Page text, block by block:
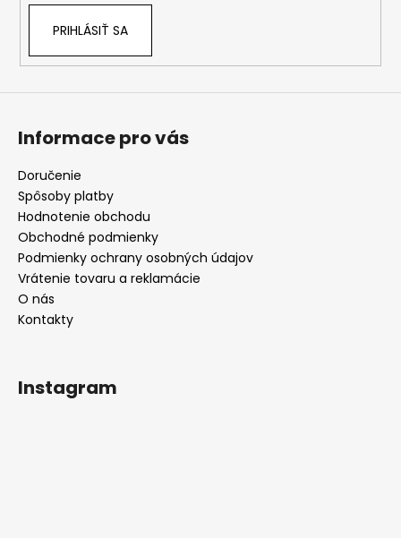
PRIHLÁSIŤ SA
Informace pro vás
Doručenie
Spôsoby platby
Hodnotenie obchodu
Obchodné podmienky
Podmienky ochrany osobných údajov
Vrátenie tovaru a reklamácie
O nás
Kontakty
Instagram